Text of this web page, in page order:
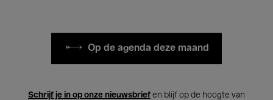
Op de agenda deze maand
Schrijf je in op onze nieuwsbrief en blijf op de hoogte van